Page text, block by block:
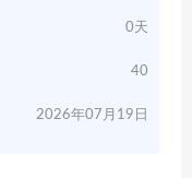
0天
40
2026年07月19日